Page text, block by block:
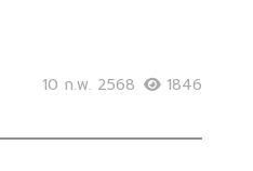
10 ก.พ. 2568 1846